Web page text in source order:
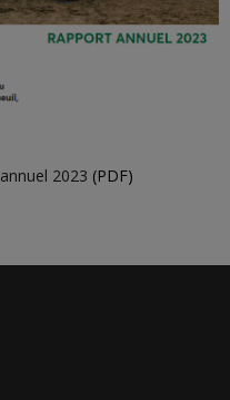
annuel 2023 (PDF)